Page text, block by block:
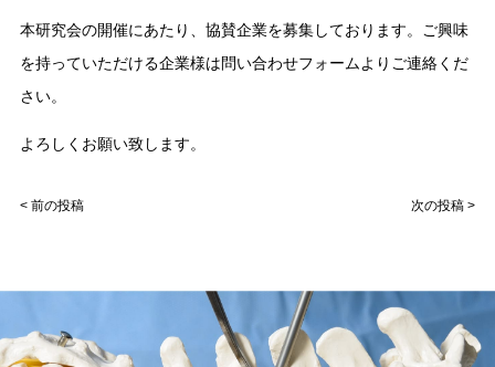
本研究会の開催にあたり、協賛企業を募集しております。ご興味
を持っていただける企業様は問い合わせフォームよりご連絡くだ
さい。
よろしくお願い致します。
< 前の投稿 次の投稿 >